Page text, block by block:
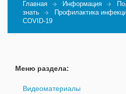
Главная Информация
знать
Профилактика
COVID-19
Меню раздела:
Видеоматериалы